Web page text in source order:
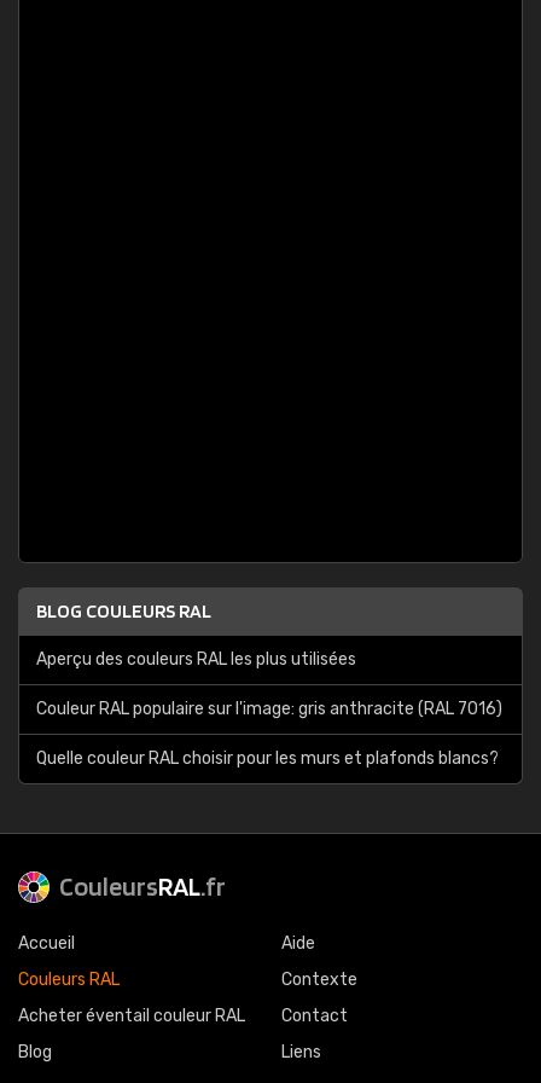
BLOG COULEURS RAL
Aperçu des couleurs RAL les plus utilisées
Couleur RAL populaire sur l'image: gris anthracite (RAL 7016)
Quelle couleur RAL choisir pour les murs et plafonds blancs?
CouleursRAL.fr
Accueil
Couleurs RAL
Acheter éventail couleur RAL
Blog
Aide
Contexte
Contact
Liens